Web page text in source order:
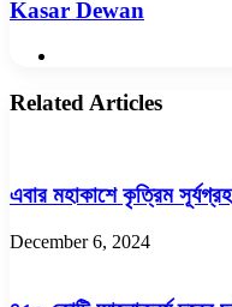
Kasar Dewan
Related Articles
এবার মহাকাশে কৃত্রিম
December 6, 2024